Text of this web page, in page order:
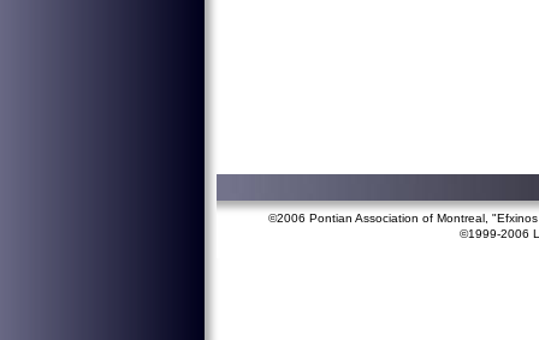
©2006 Pontian Association of Montreal, "Efxinos
©1999-2006